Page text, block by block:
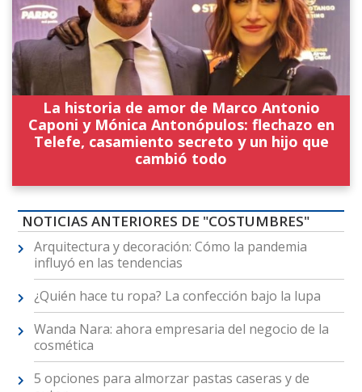
La historia de amor de Marco Antonio
Caponi y Mónica Antonópulos: flechazo en
Telefe, casamiento secreto y un hijo que
cambió todo
NOTICIAS ANTERIORES DE "COSTUMBRES"
Arquitectura y decoración: Cómo la pandemia
influyó en las tendencias
¿Quién hace tu ropa? La confección bajo la lupa
Wanda Nara: ahora empresaria del negocio de la
cosmética
5 opciones para almorzar pastas caseras y de